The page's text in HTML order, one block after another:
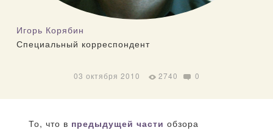
Игорь Корябин
Специальный корреспондент
03 октября 2010 2740 0
То, что в предыдущей части обзора